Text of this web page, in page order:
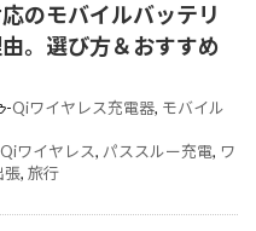
のモバイルバッテリ
。選び方＆おすすめ
-Qiワイヤレス充電器, モバイル
Qiワイヤレス, パススルー充電, ワ
張, 旅行